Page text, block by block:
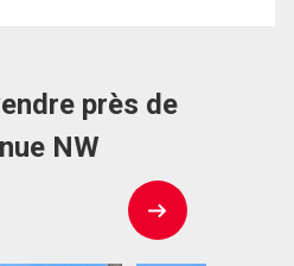
près de
NW